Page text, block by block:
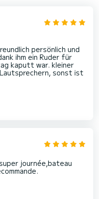
persönlich und
ihm ein Ruder für
kaputt war. kleiner
sonst ist
journée,bateau